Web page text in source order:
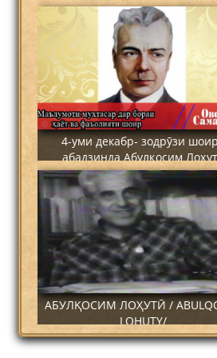
4-уми декабр- зодрӯзи
абадзинда Абулқосим
АБУЛҚОСИМ ЛОҲУТӢ /
LOHUTY/